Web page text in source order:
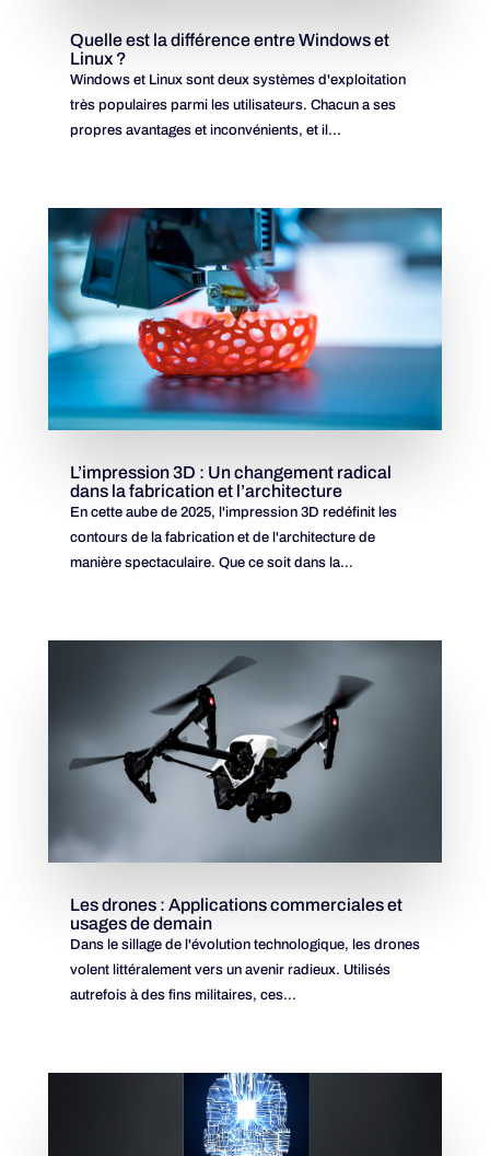
Quelle est la différence entre Windows et
Linux ?
Windows et Linux sont deux systèmes d'exploitation
très populaires parmi les utilisateurs. Chacun a ses
propres avantages et inconvénients, et il...
L’impression 3D : Un changement radical
dans la fabrication et l’architecture
En cette aube de 2025, l'impression 3D redéfinit les
contours de la fabrication et de l'architecture de
manière spectaculaire. Que ce soit dans la...
Les drones : Applications commerciales et
usages de demain
Dans le sillage de l'évolution technologique, les drones
volent littéralement vers un avenir radieux. Utilisés
autrefois à des fins militaires, ces...